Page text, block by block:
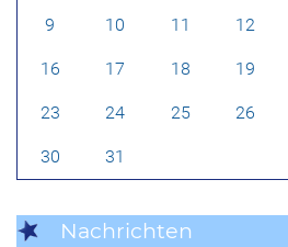
9 10 11 12
16 17 18 19
23 24 25 26
30 31
Nachrichten